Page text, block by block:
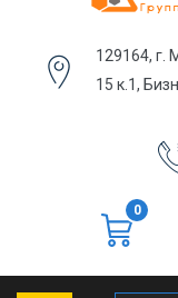
129164, г.
15 к.1,
0